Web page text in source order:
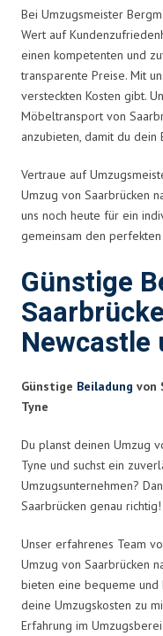
Bei Umzugsmeister
Wert auf
einen kompetenten und
transparente Preise. Mit
versteckten Kosten gibt.
Möbeltransport von
anzubieten, damit du dein
Vertraue auf
Umzug von Saarbrücken
uns noch heute für ein
gemeinsam den
Günstige
Newcastle
Günstige Beiladung von
Tyne
Du planst deinen Umzug
Tyne und suchst ein
Umzugsunternehmen?
Saarbrücken genau richtig!
Unser erfahrenes Team
Umzug von Saarbrücken
bieten eine bequeme und
deine Umzugskosten zu
Erfahrung im